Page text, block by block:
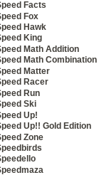
Facts
Fox
Hawk
King
Math Addition
Math Combination
Matter
Racer
Run
Ski
Up!
Up!! Gold Edition
Zone